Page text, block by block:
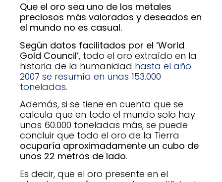
Que el oro sea uno de los metales
preciosos más valorados y deseados en
el mundo no es casual.
Según datos facilitados por el ‘World
Gold Council’, todo el oro extraído en la
historia de la humanidad hasta el año
2007 se resumía en unas 153.000
toneladas.
Además, si se tiene en cuenta que se
calcula que en todo el mundo solo hay
unas 60.000 toneladas más, se puede
concluir que todo el oro de la Tierra
ocuparía aproximadamente un cubo de
unos 22 metros de lado.
Es decir, que el oro presente en el